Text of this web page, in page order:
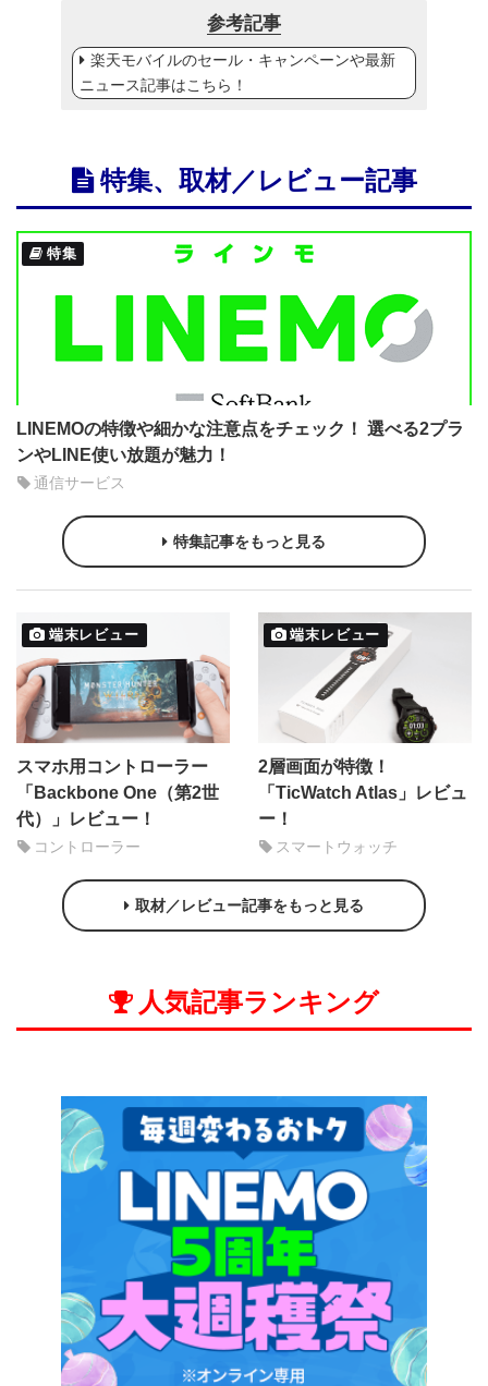
参考記事
楽天モバイルのセール・キャンペーンや最新
ニュース記事はこちら！
特集、取材／レビュー記事
特集
LINEMOの特徴や細かな注意点をチェック！ 選べる2プラ
ンやLINE使い放題が魅力！
通信サービス
特集記事をもっと見る
端末レビュー
スマホ用コントローラー
「Backbone One（第2世
代）」レビュー！
コントローラー
端末レビュー
2層画面が特徴！
「TicWatch Atlas」レビュ
ー！
スマートウォッチ
取材／レビュー記事をもっと見る
人気記事ランキング